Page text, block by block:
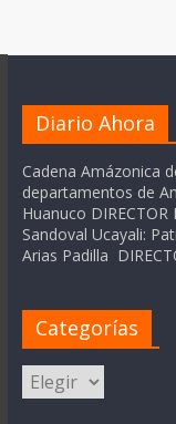
Diario Ahora
Cadena Amázonica
departamentos de
Huanuco DIRECTOR
Sandoval Ucayali:
Arias Padilla
Categorías
Categorías